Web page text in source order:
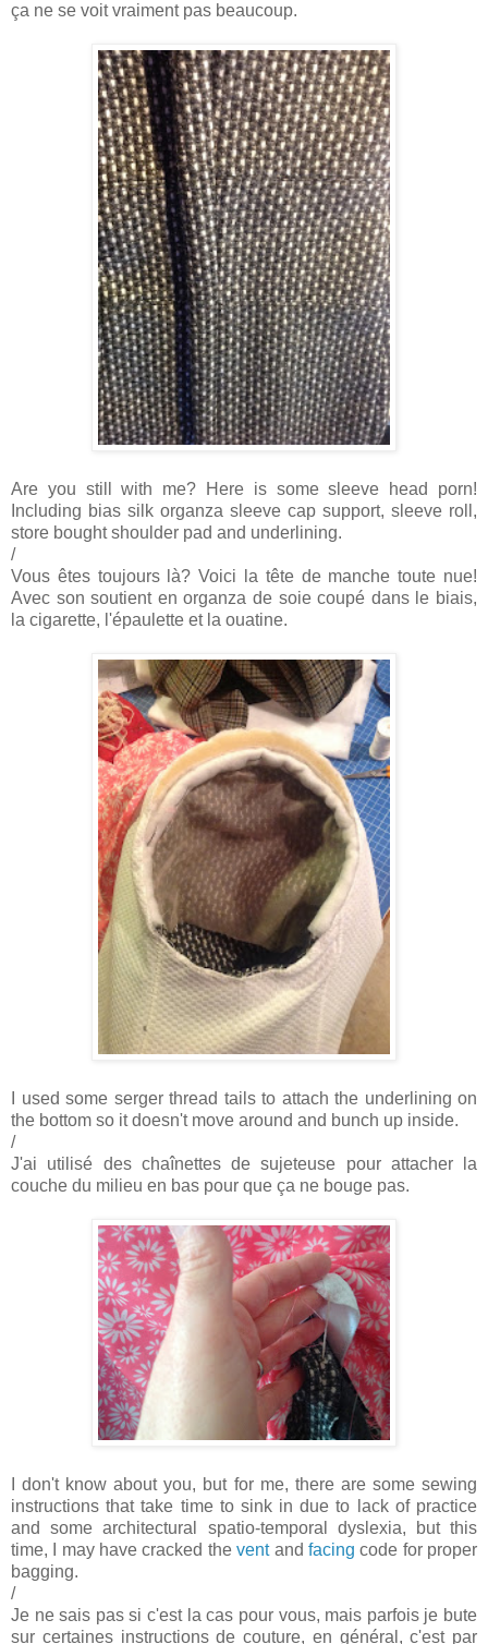
ça ne se voit vraiment pas beaucoup.
Are you still with me? Here is some sleeve head porn!
Including bias silk organza sleeve cap support, sleeve roll,
store bought shoulder pad and underlining.
/
Vous êtes toujours là? Voici la tête de manche toute nue!
Avec son soutient en organza de soie coupé dans le biais,
la cigarette, l'épaulette et la ouatine.
I used some serger thread tails to attach the underlining on
the bottom so it doesn't move around and bunch up inside.
/
J'ai utilisé des chaînettes de sujeteuse pour attacher la
couche du milieu en bas pour que ça ne bouge pas.
I don't know about you, but for me, there are some sewing
instructions that take time to sink in due to lack of practice
and some architectural spatio-temporal dyslexia, but this
time, I may have cracked theventand facing code for proper
bagging.
/
Je ne sais pas si c'est la cas pour vous, mais parfois je bute
sur certaines instructions de couture, en général, c'est par